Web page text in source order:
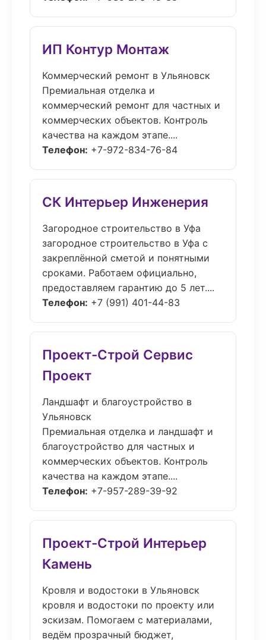
ИП Контур Монтаж
Коммерческий ремонт в Ульяновск
Премиальная отделка и
коммерческий ремонт для частных и
коммерческих объектов. Контроль
качества на каждом этапе....
Телефон: +7-972-834-76-84
СК Интерьер Инженерия
Загородное строительство в Уфа
загородное строительство в Уфа с
закреплённой сметой и понятными
сроками. Работаем официально,
предоставляем гарантию до 5 лет....
Телефон: +7 (991) 401-44-83
Проект-Строй Сервис
Проект
Ландшафт и благоустройство в
Ульяновск
Премиальная отделка и ландшафт и
благоустройство для частных и
коммерческих объектов. Контроль
качества на каждом этапе....
Телефон: +7-957-289-39-92
Проект-Строй Интерьер
Камень
Кровля и водостоки в Ульяновск
кровля и водостоки по проекту или
эскизам. Помогаем с материалами,
ведём прозрачный бюджет,